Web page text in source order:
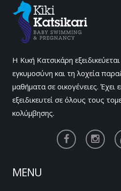
Η Κική Κατσικάρη
εγκυμοσύνη και τη λοχεία
μαθήματα σε οικογένειες. Έχει
εξειδικευτεί σε όλους τους
κολύμβησης.
MENU